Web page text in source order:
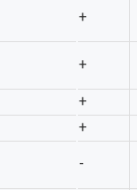
+
+
+
+
-